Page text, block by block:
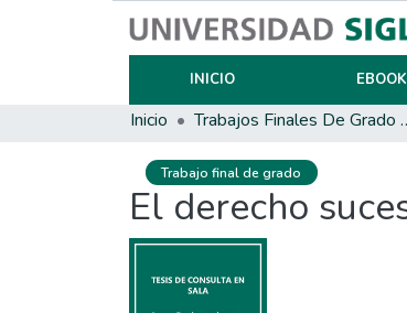
INICIO
Inicio Trabajos
Trabajo final de grado
El derecho